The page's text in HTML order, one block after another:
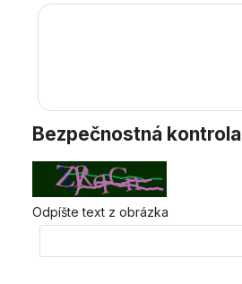
Bezpečnostná kontrola
Odpíšte text z obrázka